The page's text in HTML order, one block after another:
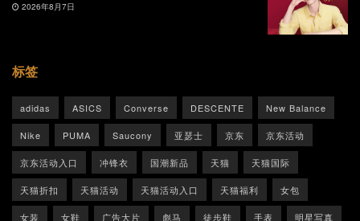
2026年8月7日
标签
adidas ASICS Converse DESCENTE New Balance
Nike PUMA Saucony 亚瑟士 京东 京东活动
京东活动入口 冲锋衣 国潮新品 天猫 天猫国际
天猫折扣 天猫活动 天猫活动入口 天猫福利 女包
女装 女鞋 广告大片 彪马 徒步鞋 手表 明星写真